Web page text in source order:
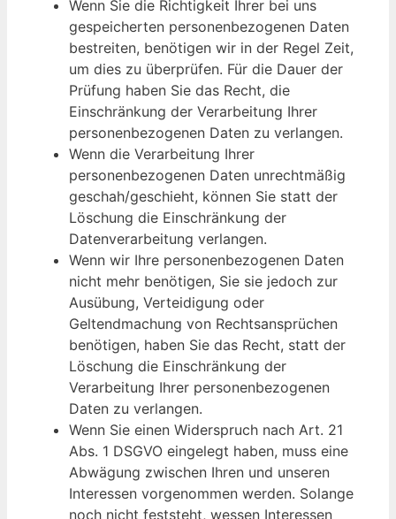
Wenn Sie die Richtigkeit Ihrer bei uns
gespeicherten personenbezogenen Daten
bestreiten, benötigen wir in der Regel Zeit,
um dies zu überprüfen. Für die Dauer der
Prüfung haben Sie das Recht, die
Einschränkung der Verarbeitung Ihrer
personenbezogenen Daten zu verlangen.
Wenn die Verarbeitung Ihrer
personenbezogenen Daten unrechtmäßig
geschah/geschieht, können Sie statt der
Löschung die Einschränkung der
Datenverarbeitung verlangen.
Wenn wir Ihre personenbezogenen Daten
nicht mehr benötigen, Sie sie jedoch zur
Ausübung, Verteidigung oder
Geltendmachung von Rechtsansprüchen
benötigen, haben Sie das Recht, statt der
Löschung die Einschränkung der
Verarbeitung Ihrer personenbezogenen
Daten zu verlangen.
Wenn Sie einen Widerspruch nach Art. 21
Abs. 1 DSGVO eingelegt haben, muss eine
Abwägung zwischen Ihren und unseren
Interessen vorgenommen werden. Solange
noch nicht feststeht, wessen Interessen